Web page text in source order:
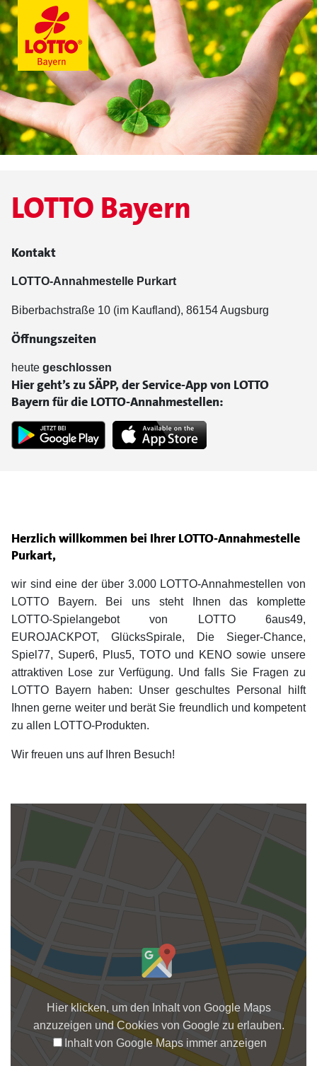
Herzlich willkommen bei Ihrer LOTTO-Annahmestelle
Purkart,
wir sind eine der über 3.000 LOTTO-Annahmestellen von
LOTTO Bayern. Bei uns steht Ihnen das komplette
LOTTO-Spielangebot von LOTTO 6aus49,
EUROJACKPOT, GlücksSpirale, Die Sieger-Chance,
Spiel77, Super6, Plus5, TOTO und KENO sowie unsere
attraktiven Lose zur Verfügung. Und falls Sie Fragen zu
LOTTO Bayern haben: Unser geschultes Personal hilft
Ihnen gerne weiter und berät Sie freundlich und kompetent
zu allen LOTTO-Produkten.
Wir freuen uns auf Ihren Besuch!
LOTTO Bayern
Kontakt
LOTTO-Annahmestelle Purkart
Biberbachstraße 10 (im Kaufland), 86154 Augsburg
Öffnungszeiten
heute geschlossen
Hier geht’s zu SÄPP, der Service-App von LOTTO
Bayern für die LOTTO-Annahmestellen:
Hier klicken, um den Inhalt von Google Maps
anzuzeigen und Cookies von Google zu erlauben.
Inhalt von Google Maps immer anzeigen